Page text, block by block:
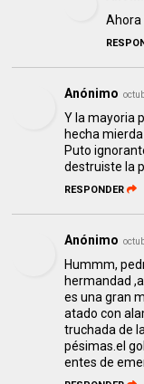
Ahora
Anónimo
Y la mayoria
hecha mierda
Puto
destruiste la
RESPONDER
Anónimo
Hummm,
hermandad
es una gran
atado con
truchada de
pésimas.el
entes de